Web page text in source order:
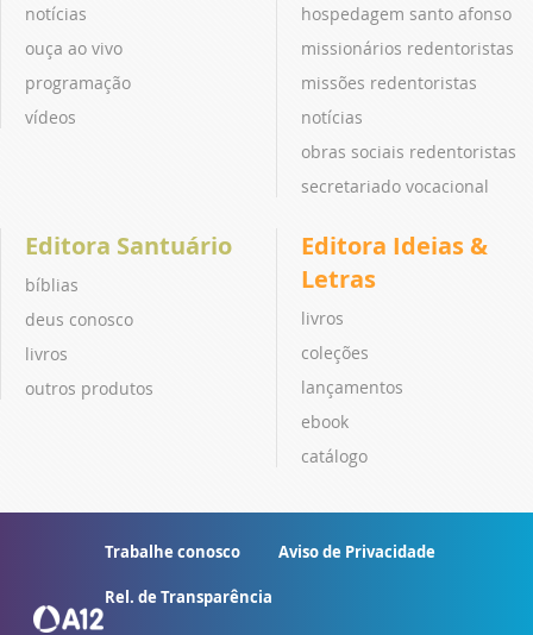
notícias
ouça ao vivo
programação
vídeos
hospedagem santo afonso
missionários redentoristas
missões redentoristas
notícias
obras sociais redentoristas
secretariado vocacional
Editora Santuário
bíblias
deus conosco
livros
outros produtos
Editora Ideias &
Letras
livros
coleções
lançamentos
ebook
catálogo
Trabalhe conosco Aviso de Privacidade
Rel. de Transparência